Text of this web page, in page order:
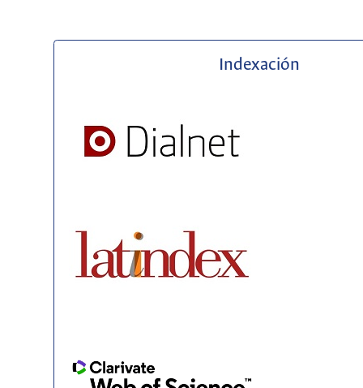
Indexación